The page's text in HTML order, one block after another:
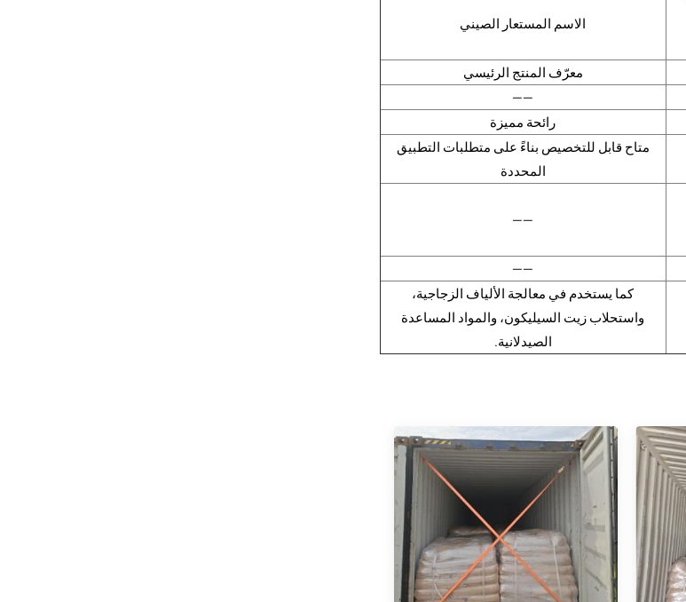
الاسم المستعار الصيني
معرّف المنتج الرئيسي
——
رائحة مميزة
متاح قابل للتخصيص بناءً على متطلبات التطبيق
المحددة
——
——
كما يستخدم في معالجة الألياف الزجاجية،
واستحلاب زيت السيليكون، والمواد المساعدة
الصيدلانية.